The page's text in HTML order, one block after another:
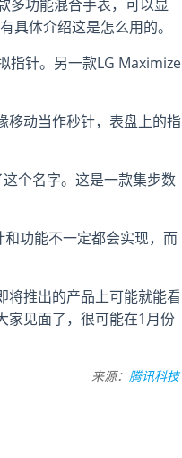
多功能混合手表，可以显
具体介绍这是怎么用的。
指针。另一款LG Maximize
移动当作秒针，表盘上的指
个名字。这是一款集步数
功能不一定都会实现，而
将推出的产品上可能就能看
家见面了，很可能在1月份
来源： 腾讯科技